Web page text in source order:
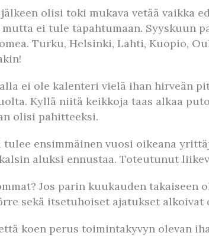
olisi toki mukava vetää vaikka
ei tule tapahtumaan. Syyskuun
Turku, Helsinki, Lahti, Kuopio,
ei ole kalenteri vielä ihan hirveän
Kyllä niitä keikkoja taas alkaa
olisi pahitteeksi.
tulee ensimmäinen vuosi oikeana
aluksi ennustaa. Toteutunut
Jos parin kuukauden
sekä itsetuhoiset ajatukset alkoivat
koen perus toimintakyvyn olevan